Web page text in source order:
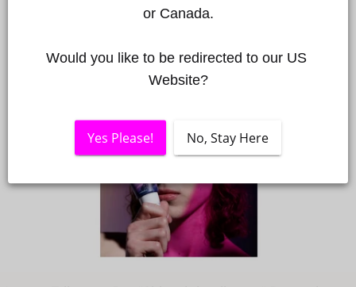
or Canada.
Would you like to be redirected to our US
Website?
Yes Please! No, Stay Here